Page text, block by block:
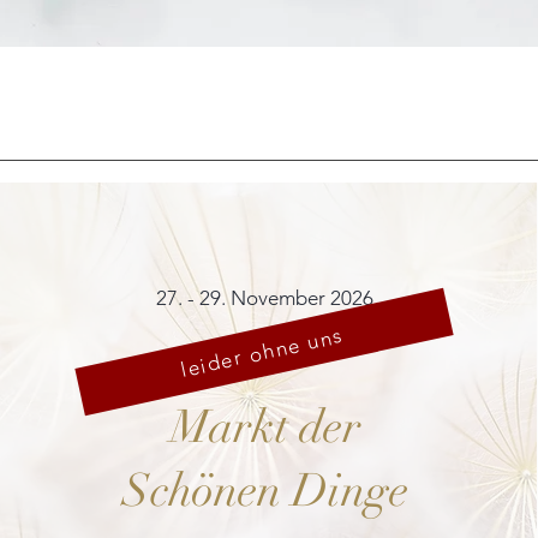
27. - 29. November 2026
Markt der
Schönen Dinge
leider ohne uns